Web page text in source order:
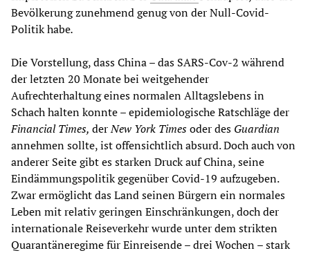
Bevölkerung zunehmend genug von der Null-Covid-
Politik habe.
Die Vorstellung, dass China – das SARS-Cov-2 während
der letzten 20 Monate bei weitgehender
Aufrechterhaltung eines normalen Alltagslebens in
Schach halten konnte – epidemiologische Ratschläge der
Financial Times, derNew York Timesoder des Guardian
annehmen sollte, ist offensichtlich absurd. Doch auch von
anderer Seite gibt es starken Druck auf China, seine
Eindämmungspolitik gegenüber Covid-19 aufzugeben.
Zwar ermöglicht das Land seinen Bürgern ein normales
Leben mit relativ geringen Einschränkungen, doch der
internationale Reiseverkehr wurde unter dem strikten
Quarantäneregime für Einreisende – drei Wochen – stark